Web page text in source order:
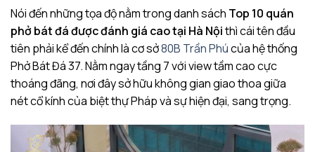
Nói đến những tọa độ nằm trong danh sách Top 10 quán
phở bát đá được đánh giá cao tại Hà Nộithì cái tên đầu
tiên phải kể đến chính là cơ sở80B Trần Phúcủa hệ thống
Phở Bát Đá 37. Nằm ngay tầng 7 với view tầm cao cực
thoáng đãng, nơi đây sở hữu không gian giao thoa giữa
nét cổ kính của biệt thự Pháp và sự hiện đại, sang trọng.